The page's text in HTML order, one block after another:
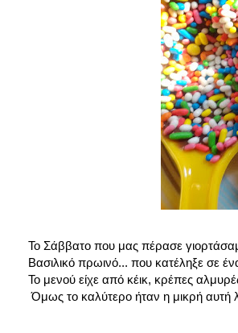
Το Σάββατο που μας πέρασε
Βασιλικό πρωινό... που κατέληξε σε
Το μενού είχε από κέικ, κρέπες
Όμως το καλύτερο ήταν η μικρή αυτή